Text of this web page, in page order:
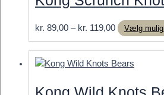
kr. 89,00 – kr. 119,00Prisinterval:
kr. 89,00
kr. 119,00
Vælg